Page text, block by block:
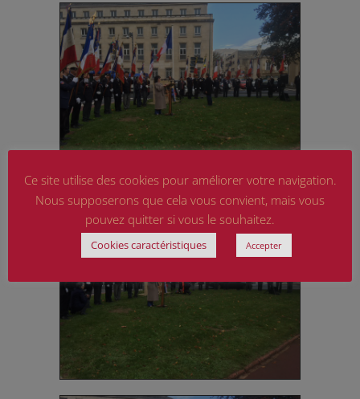
Ce site utilise des cookies pour améliorer votre navigation.
Nous supposerons que cela vous convient, mais vous
pouvez quitter si vous le souhaitez.
Cookies caractéristiques Accepter